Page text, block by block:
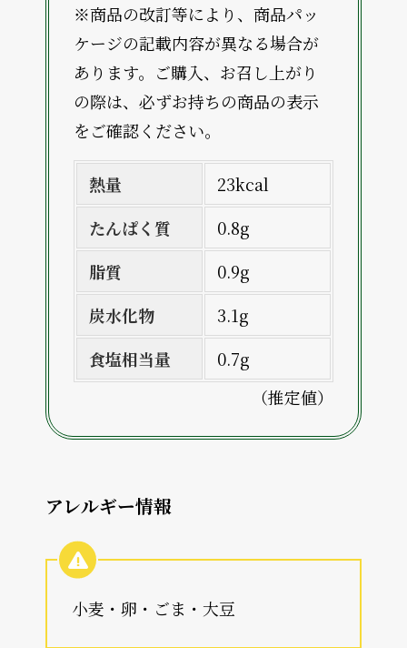
※商品の改訂等により、商品パッ
ケージの記載内容が異なる場合が
あります。ご購入、お召し上がり
の際は、必ずお持ちの商品の表示
をご確認ください。
熱量
23kcal
たんぱく質
0.8g
脂質
0.9g
炭水化物
3.1g
食塩相当量
0.7g
（推定値）
アレルギー情報
小麦・卵・ごま・大豆